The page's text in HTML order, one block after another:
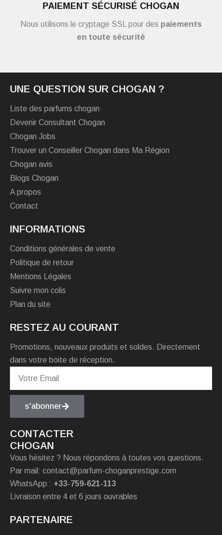
PAIEMENT SÉCURISÉ CHOGAN
Nous utilisons le cryptage SSL pour des paiements
en toute sécurité
UNE QUESTION SUR CHOGAN ?
Liste des parfums chogan
Devenir Consultant Chogan
Chogan Jobs
Trouver un Conseiller Chogan dans Ma Région
Chogan avis
Blogs Chogan
A propos
Contact
INFORMATIONS
Conditions générales de vente
Politique de retour
Mentions Légales
Suivre mon colis
Plan du site
RESTEZ AU COURANT
Promotions, nouveaux produits et soldes. Directement
dans votre boite de réception.
s'abonner
CONTACTER
CHOGAN
Vous hésitez ? Nous répondons à toutes vos questions.
Par mail: contact@parfum-choganprestige.com
WhatsApp : +33-759-621-113
Livraison entre 4 et 6 jours ouvrables
PARTENAIRE